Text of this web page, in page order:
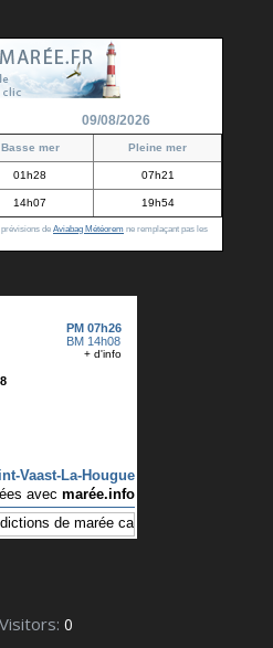
09/08/2026
Basse mer Pleine mer
01h28 07h21
14h07 19h54
de Aviabag Météorem ne remplaçant pas les
0